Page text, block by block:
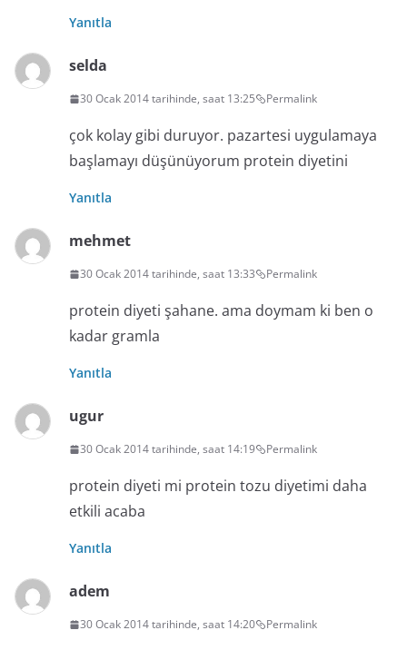
Yanıtla
selda
30 Ocak 2014 tarihinde, saat 13:25 Permalink
çok kolay gibi duruyor. pazartesi uygulamaya
başlamayı düşünüyorum protein diyetini
Yanıtla
mehmet
30 Ocak 2014 tarihinde, saat 13:33 Permalink
protein diyeti şahane. ama doymam ki ben o
kadar gramla
Yanıtla
ugur
30 Ocak 2014 tarihinde, saat 14:19 Permalink
protein diyeti mi protein tozu diyetimi daha
etkili acaba
Yanıtla
adem
30 Ocak 2014 tarihinde, saat 14:20 Permalink